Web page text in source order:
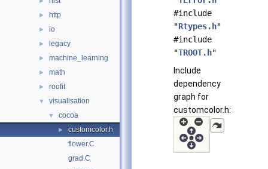
► http
► io
► legacy
► machine_learning
► math
► roofit
▼ visualisation
▼ cocoa
►
customcolor.h
flower.C
grad.C
#include
"Rtypes.h"
#include
"TROOT.h"
Include
dependency
graph for
customcolor.h: